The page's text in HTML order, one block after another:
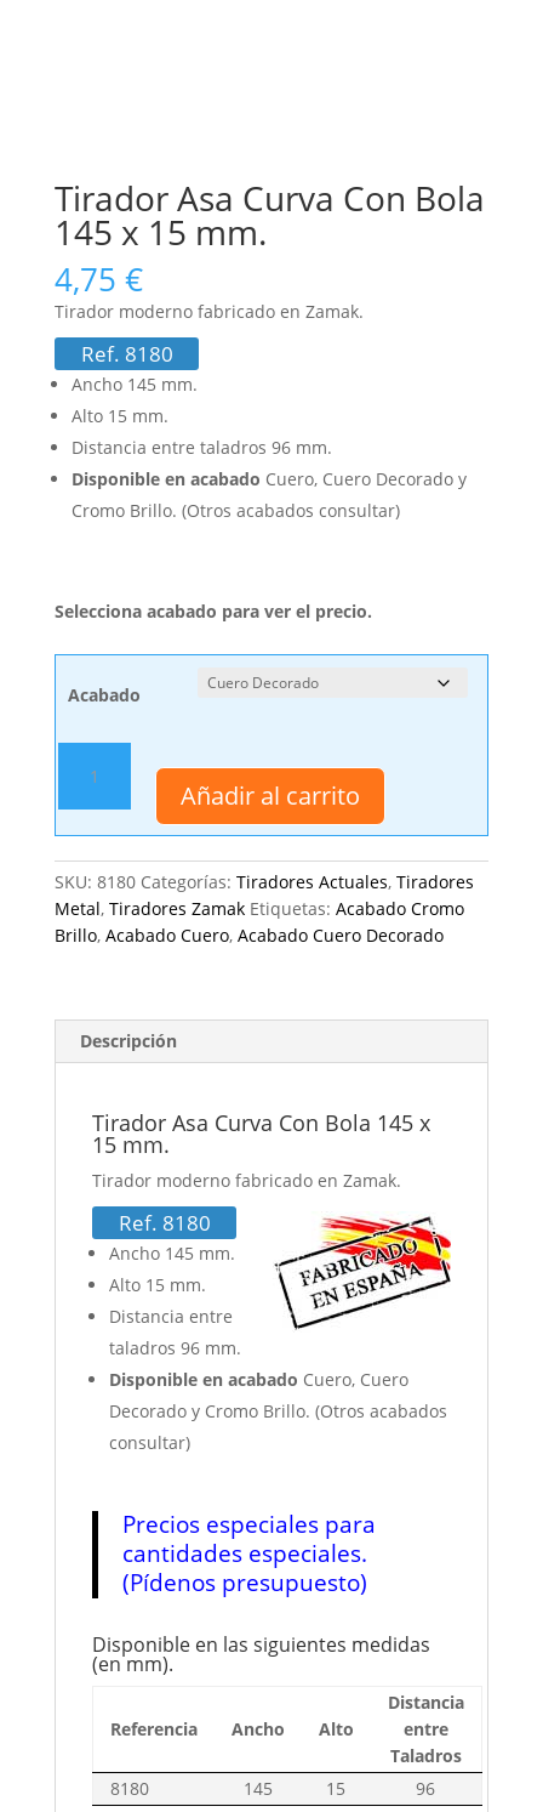
Tirador Asa Curva Con Bola
145 x 15 mm.
4,75 €
Tirador moderno fabricado en Zamak.
Ref. 8180
Ancho 145 mm.
Alto 15 mm.
Distancia entre taladros 96 mm.
Disponible en acabado Cuero, Cuero Decorado y
Cromo Brillo. (Otros acabados consultar)
Selecciona acabado para ver el precio.
Acabado
Curva
Con
Bola
145
x
15
Añadir al carrito
SKU: 8180 Categorías: Tiradores Actuales, Tiradores
Metal, Tiradores Zamak Etiquetas: Acabado Cromo
Brillo, Acabado Cuero, Acabado Cuero Decorado
Descripción
Tirador Asa Curva Con Bola 145 x
15 mm.
Tirador moderno fabricado en Zamak.
Ref. 8180
Ancho 145 mm.
Alto 15 mm.
Distancia entre
taladros 96 mm.
Disponible en acabado Cuero, Cuero
Decorado y Cromo Brillo. (Otros acabados
consultar)
Precios especiales para
cantidades especiales.
(Pídenos presupuesto)
Disponible en las siguientes medidas
(en mm).
Referencia Ancho Alto
Distancia
entre
Taladros
8180
145 15 96